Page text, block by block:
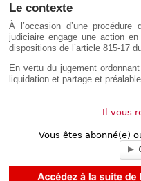
Le contexte
À l’occasion d’une
judiciaire engage une action
dispositions de l’article 815-17
En vertu du jugement
liquidation et partage et
Il vous
Vous êtes abonné(e)